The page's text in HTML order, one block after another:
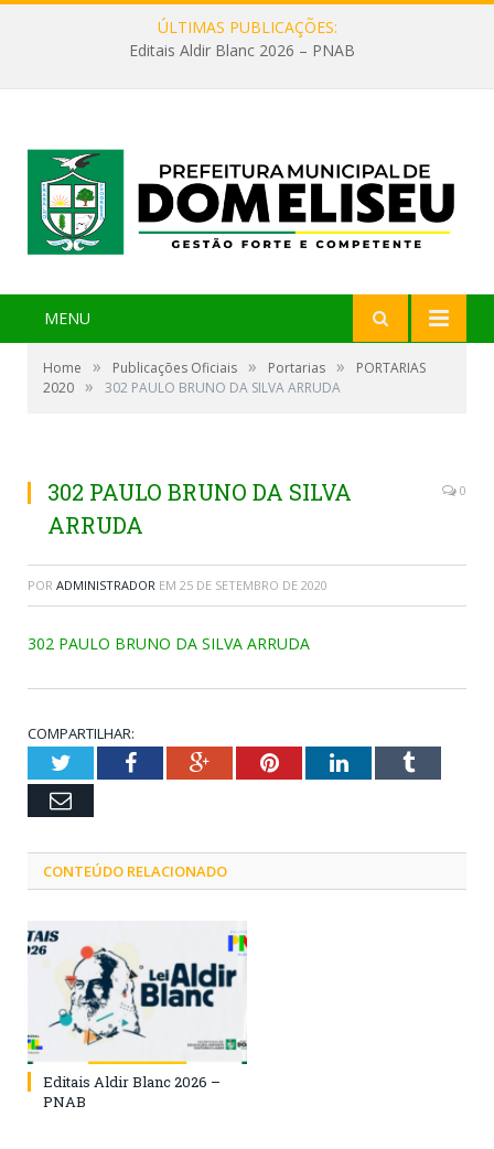
ÚLTIMAS PUBLICAÇÕES:
Editais Aldir Blanc 2026 – PNAB
MENU
Home » Publicações Oficiais » Portarias »
PORTARIAS
2020 » 302 PAULO BRUNO DA SILVA ARRUDA
302 PAULO BRUNO DA SILVA
ARRUDA
0
POR ADMINISTRADOR EM 25 DE SETEMBRO DE 2020
302 PAULO BRUNO DA SILVA ARRUDA
COMPARTILHAR:
TwitterFacebookGoogle+PinterestLinkedInTumblr
Email
CONTEÚDO RELACIONADO
Editais Aldir Blanc 2026 –
PNAB